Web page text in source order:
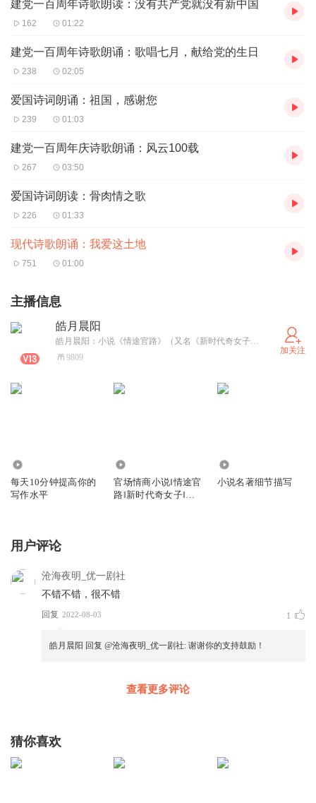
建党一百周年诗歌朗读：没有共产党就没有新中国
162 01:22
建党一百周年诗歌朗诵：歌唱七月，献给党的生日
238 02:05
爱国诗词朗诵：祖国，感谢您
239 01:03
建党一百周年庆诗歌朗诵：风云100载
267 03:50
爱国诗词朗读：骨肉情之歌
226 01:33
现代诗歌朗诵：我爱这土地
751 01:00
主播信息
皓月晨阳
皓月晨阳：小说《情途官路》（又名《新时代奇女子》）的作者，曾获全县青年教师朗诵比赛第一名。喜马拉雅攀登计划33期畅学3班学员，喜马拉雅有声演播师。原名：吴永坚。
9809
加关注
每天10分钟提高你的
写作水平
官场情商小说‖情途官
路‖新时代奇女子‖奇
小说名著细节描写
用户评论
沧海夜明_优一剧社
不错不错，很不错
回复 2022-08-03 1
皓月晨阳 回复 @沧海夜明_优一剧社: 谢谢你的支持鼓励！
查看更多评论
猜你喜欢